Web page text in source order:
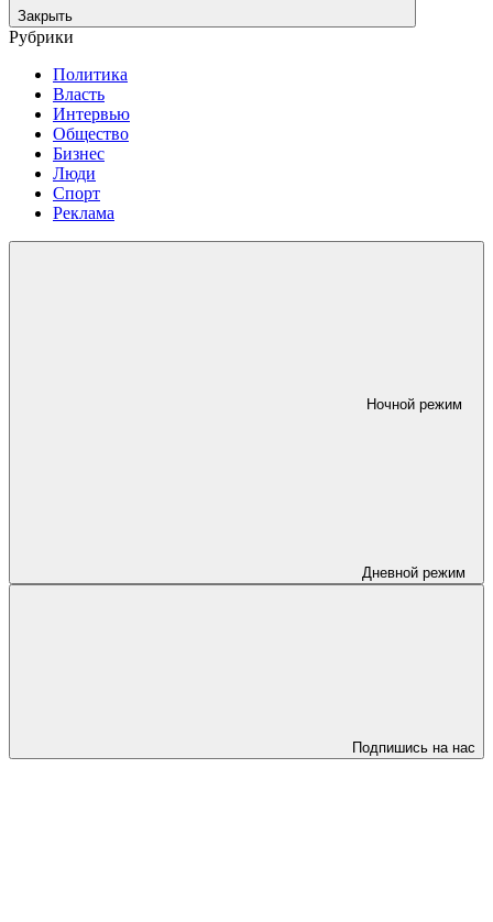
Закрыть
Рубрики
Политика
Власть
Интервью
Общество
Бизнес
Люди
Спорт
Реклама
Ночной режим
Дневной режим
Подпишись на нас